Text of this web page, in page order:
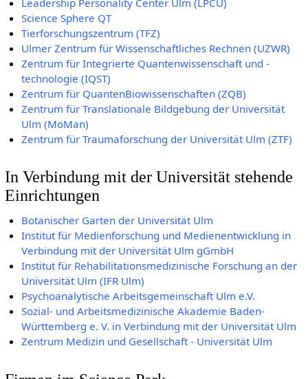
Science Sphere QT
Tierforschungszentrum (TFZ)
Ulmer Zentrum für Wissenschaftliches Rechnen (UZWR)
Zentrum für Integrierte Quantenwissenschaft und -
technologie (IQST)
Zentrum für QuantenBiowissenschaften (ZQB)
Zentrum für Translationale Bildgebung der Universität
Ulm (MoMan)
Zentrum für Traumaforschung der Universität Ulm (ZTF)
In Verbindung mit der Universität stehende
Einrichtungen
Botanischer Garten der Universität Ulm
Institut für Medienforschung und Medienentwicklung in
Verbindung mit der Universität Ulm gGmbH
Institut für Rehabilitationsmedizinische Forschung an der
Universität Ulm (IFR Ulm)
Psychoanalytische Arbeitsgemeinschaft Ulm e.V.
Sozial- und Arbeitsmedizinische Akademie Baden-
Württemberg e. V. in Verbindung mit der Universität Ulm
Zentrum Medizin und Gesellschaft - Universität Ulm